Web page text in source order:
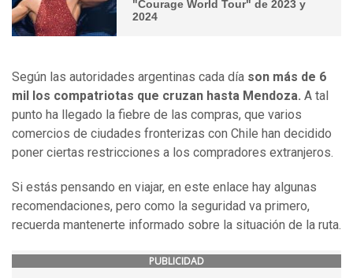
"Courage World Tour" de 2023 y
2024
Según las autoridades argentinas cada día son más de 6
mil los compatriotas que cruzan hasta Mendoza. A tal
punto ha llegado la fiebre de las compras, que varios
comercios de ciudades fronterizas con Chile han decidido
poner ciertas restricciones a los compradores extranjeros.
Si estás pensando en viajar, en este enlace hay algunas
recomendaciones, pero como la seguridad va primero,
recuerda mantenerte informado sobre la situación de la ruta.
PUBLICIDAD